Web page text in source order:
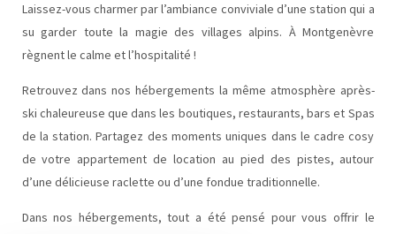
Laissez-vous charmer par l’ambiance conviviale d’une station qui a
su garder toute la magie des villages alpins. À Montgenèvre
règnent le calme et l’hospitalité !
Retrouvez dans nos hébergements la même atmosphère après-
ski chaleureuse que dans les boutiques, restaurants, bars et Spas
de la station. Partagez des moments uniques dans le cadre cosy
de votre appartement de location au pied des pistes, autour
d’une délicieuse raclette ou d’une fondue traditionnelle.
Dans nos hébergements, tout a été pensé pour vous offrir le